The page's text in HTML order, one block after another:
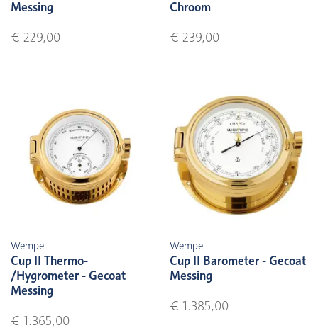
Messing
€ 229,00
Chroom
€ 239,00
Wempe
Cup II Thermo-
/Hygrometer - Gecoat
Messing
€ 1.365,00
Wempe
Cup II Barometer - Gecoat
Messing
€ 1.385,00